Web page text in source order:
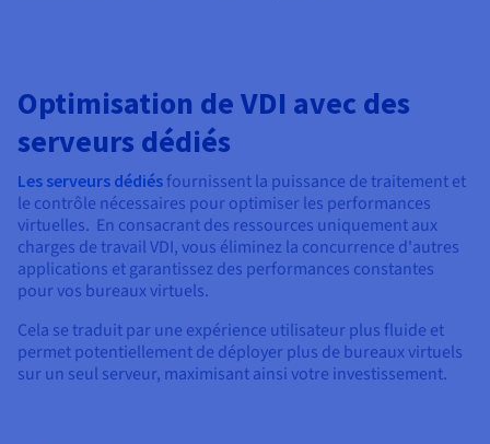
Optimisation de VDI avec des
serveurs dédiés
Les serveurs dédiésfournissent la puissance de traitement et
le contrôle nécessaires pour optimiser les performances
virtuelles. En consacrant des ressources uniquement aux
charges de travail VDI, vous éliminez la concurrence d'autres
applications et garantissez des performances constantes
pour vos bureaux virtuels.
Cela se traduit par une expérience utilisateur plus fluide et
permet potentiellement de déployer plus de bureaux virtuels
sur un seul serveur, maximisant ainsi votre investissement.